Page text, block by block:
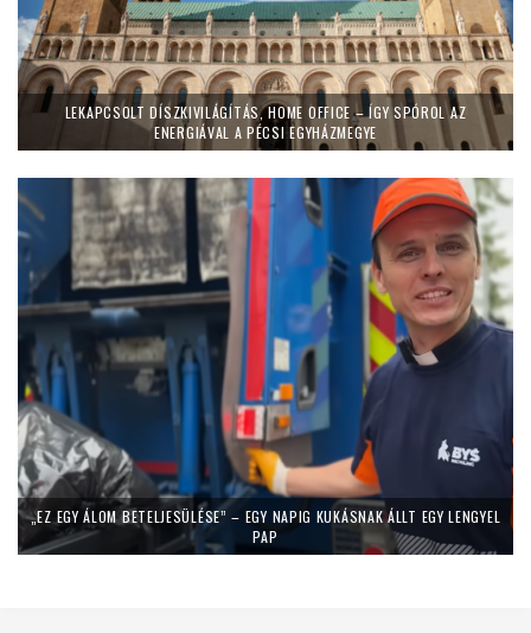
LEKAPCSOLT DÍSZKIVILÁGÍTÁS, HOME OFFICE – ÍGY SPÓROL AZ
ENERGIÁVAL A PÉCSI EGYHÁZMEGYE
„EZ EGY ÁLOM BETELJESÜLÉSE” – EGY NAPIG KUKÁSNAK ÁLLT EGY LENGYEL
PAP